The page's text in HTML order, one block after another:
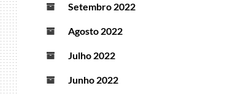
Setembro 2022
Agosto 2022
Julho 2022
Junho 2022